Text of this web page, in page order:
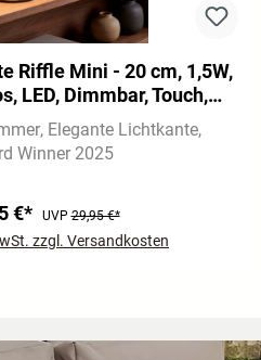
Riffle Mini - 20 cm, 1,5W,
LED, Dimmbar, Touch,
AnthrazitElegante Lichtkante
Winner 2025
€* UVP29,95 €*
zzgl. Versandkosten